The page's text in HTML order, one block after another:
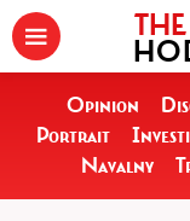
Opinion
Portrait
Navalny